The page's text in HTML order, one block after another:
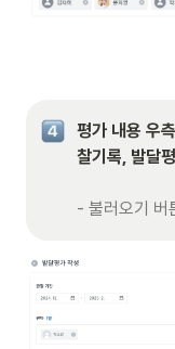
평가 내용 우측
찰기록, 발달
- 불러오기 버